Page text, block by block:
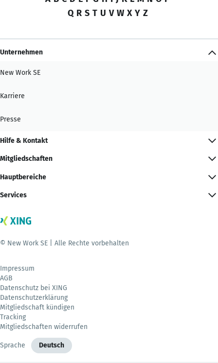
Q R S T U V W X Y Z
Unternehmen
New Work SE
Karriere
Presse
Hilfe & Kontakt
Mitgliedschaften
Hauptbereiche
Services
© New Work SE | Alle Rechte vorbehalten
Impressum
AGB
Datenschutz bei XING
Datenschutzerklärung
Mitgliedschaft kündigen
Tracking
Mitgliedschaften widerrufen
Sprache Deutsch